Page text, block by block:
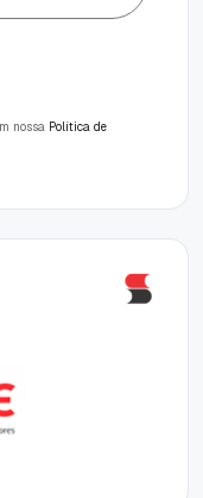
nossa Política de